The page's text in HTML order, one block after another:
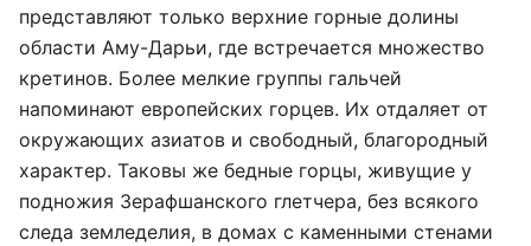
представляют только верхние горные долины
области Аму-Дарьи, где встречается множество
кретинов. Более мелкие группы гальчей
напоминают европейских горцев. Их отдаляет от
окружающих азиатов и свободный, благородный
характер. Таковы же бедные горцы, живущие у
подножия Зерафшанского глетчера, без всякого
следа земледелия, в домах с каменными стенами